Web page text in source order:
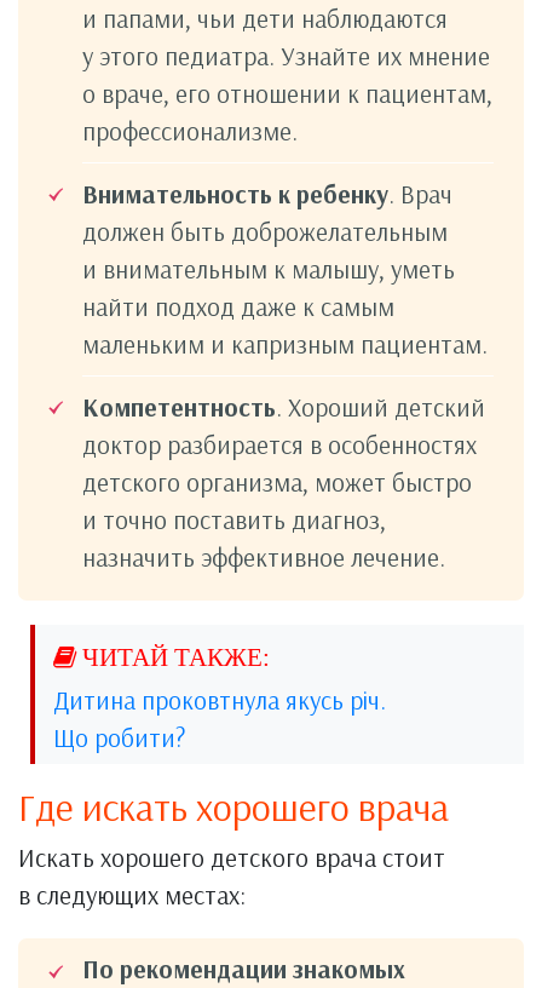
и папами, чьи дети наблюдаются
у этого педиатра. Узнайте их мнение
о враче, его отношении к пациентам,
профессионализме.
Внимательность к ребенку. Врач
должен быть доброжелательным
и внимательным к малышу, уметь
найти подход даже к самым
маленьким и капризным пациентам.
Компетентность. Хороший детский
доктор разбирается в особенностях
детского организма, может быстро
и точно поставить диагноз,
назначить эффективное лечение.
Дитина проковтнула якусь річ.
Що робити?
Где искать хорошего врача
Искать хорошего детского врача стоит
в следующих местах:
По рекомендации знакомых